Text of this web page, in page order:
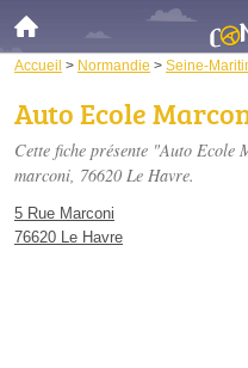
Accueil > Normandie > Seine-
Auto Ecole
Cette fiche présente "Auto Ecole
marconi, 76620 Le Havre.
5 Rue Marconi
76620 Le Havre